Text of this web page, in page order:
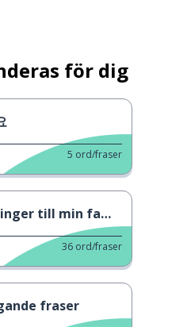
för dig
5 ord/fraser
till min familj
36 ord/fraser
fraser